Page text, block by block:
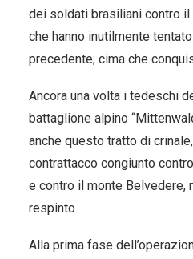
dei soldati brasiliani contro il
che hanno inutilmente
precedente; cima che
Ancora una volta i tedeschi
battaglione alpino
anche questo tratto di
contrattacco congiunto
e contro il monte Belvedere,
respinto.
Alla prima fase